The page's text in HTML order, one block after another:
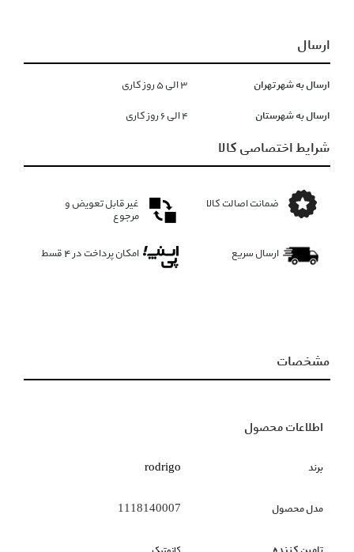
ارسال
ارسال به شهر تهران ۳ الی ۵ روز کاری
ارسال به شهرستان ۴ الی ۶ روز کاری
شرایط اختصاصی کالا
ضمانت اصالت کالا
غیر قابل تعویض و
مرجوع
ارسال سریع امکان پرداخت در 4 قسط
مشخصات
اطلاعات محصول
برند rodrigo
مدل محصول 1118140007